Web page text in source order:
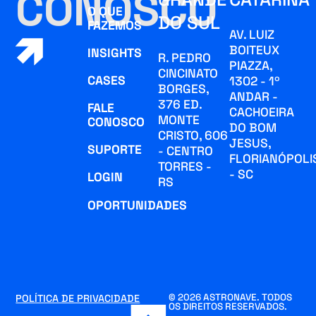
O QUE
FAZEMOS
INSIGHTS
CASES
FALE
CONOSCO
SUPORTE
LOGIN
OPORTUNIDADES
DO SUL
R. PEDRO
CINCINATO
BORGES,
376 ED.
MONTE
CRISTO, 606
- CENTRO
TORRES -
RS
AV. LUIZ
BOITEUX
PIAZZA,
1302 - 1º
ANDAR -
CACHOEIRA
DO BOM
JESUS,
- SC
© 2026 ASTRONAVE. TODOS
OS DIREITOS RESERVADOS.
POLÍTICA DE PRIVACIDADE